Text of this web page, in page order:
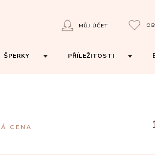
MŮJ ÚČET
ŠPERKY PŘÍLEŽITOSTI
CENA